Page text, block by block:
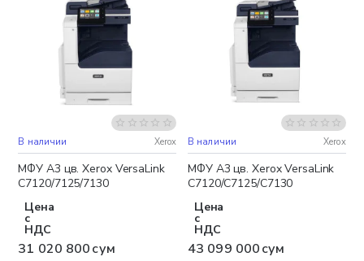
Бесплатная доставка
В наличии Xerox
МФУ A3 цв. Xerox VersaLink
C7120/7125/7130
Цена
с
НДС
31 020 800 сум
Бесплатная доставка
В наличии Xerox
МФУ A3 цв. Xerox VersaLink
C7120/C7125/C7130
Цена
с
НДС
43 099 000 сум